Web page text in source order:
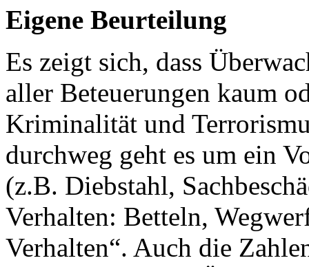
Eigene Beurteilung
Es zeigt sich, dass
aller Beteuerungen kaum
Kriminalität und
durchweg geht es um ein
(z.B. Diebstahl,
Verhalten: Betteln,
Verhalten“. Auch die